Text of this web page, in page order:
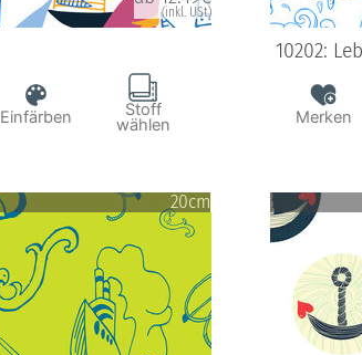
(inkl. USt)
Einfärben Stoff
wählen
10202:
Merken
20cm